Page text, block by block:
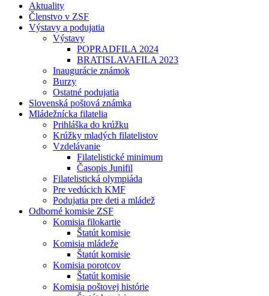
Aktuality
Členstvo v ZSF
Výstavy a podujatia
Výstavy
POPRADFILA 2024
BRATISLAVAFILA 2023
Inaugurácie známok
Burzy
Ostatné podujatia
Slovenská poštová známka
Mládežnícka filatelia
Prihláška do krúžku
Krúžky mladých filatelistov
Vzdelávanie
Filatelistické minimum
Časopis Junifil
Filatelistická olympiáda
Pre vedúcich KMF
Podujatia pre deti a mládež
Odborné komisie ZSF
Komisia filokartie
Štatút komisie
Komisia mládeže
Štatút komisie
Komisia porotcov
Štatút komisie
Komisia poštovej histórie